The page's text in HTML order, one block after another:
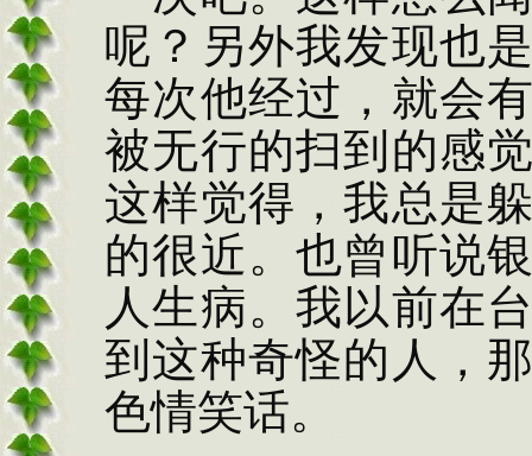
呢？另外我发现也
每次他经过，就会
被无行的扫到的感
这样觉得，我总是
的很近。也曾听说
人生病。我以前在
到这种奇怪的人，
色情笑话。